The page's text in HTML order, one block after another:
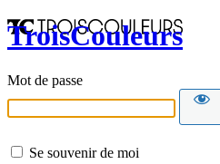
TroisCouleurs
Mot de passe
Se souvenir de moi